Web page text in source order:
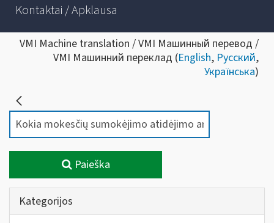
Kontaktai / Apklausa
VMI Machine translation / VMI Машинный перевод /
VMI Машинний переклад (English, Русский,
Українська)
Paieška
Kategorijos